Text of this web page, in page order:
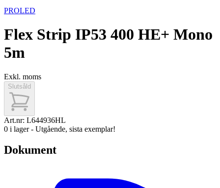
PROLED
Flex Strip IP53 400 HE+ Mono
5m
Exkl. moms
Slutsåld
Art.nr: L644936HL
0 i lager - Utgående, sista exemplar!
Dokument